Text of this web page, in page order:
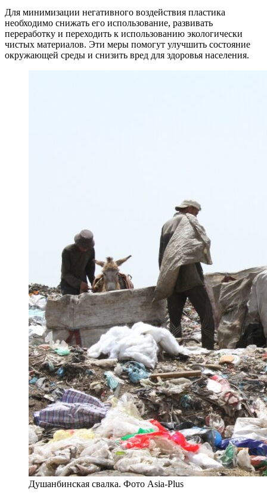
Для минимизации негативного воздействия пластика
необходимо снижать его использование, развивать
переработку и переходить к использованию экологически
чистых материалов. Эти меры помогут улучшить состояние
окружающей среды и снизить вред для здоровья населения.
Душанбинская свалка. Фото Asia-Plus